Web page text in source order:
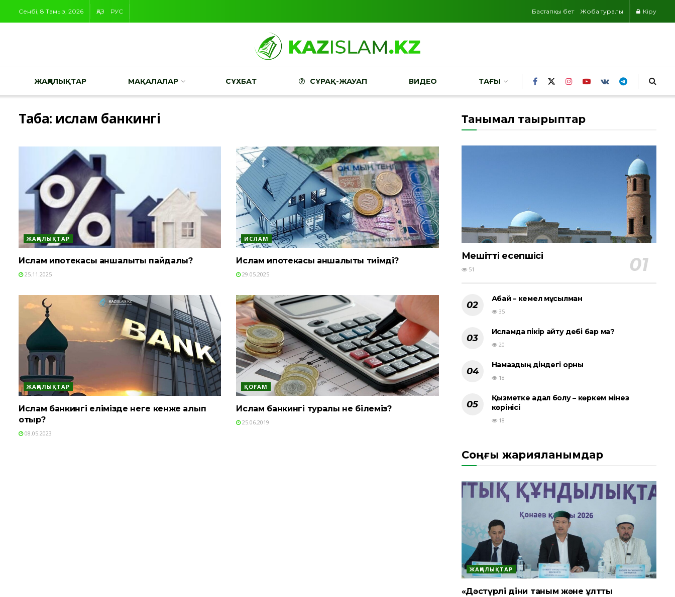
Сенбі, 8 Тамыз, 2026 ҚАЗ РУС Бастапқы бет Жоба туралы Кіру
ЖАҢАЛЫҚТАР МАҚАЛАЛАР СҰХБАТ СҰРАҚ-ЖАУАП ВИДЕО ТАҒЫ
Таңба: ислам банкингі
ЖАҢАЛЫҚТАР
Ислам ипотекасы қаншалықты пайдалы?
25.11.2025
ИСЛАМ
Ислам ипотекасы қаншалықты тиімді?
29.05.2025
ЖАҢАЛЫҚТАР
Ислам банкингі елімізде неге кенже қалып
отыр?
08.05.2023
ҚОҒАМ
Ислам банкингі туралы не білеміз?
25.06.2019
Танымал тақырыптар
Мешіттің есепшісі
51
Абай – кемел мұсылман
35
Исламда пікір айту әдебі бар ма?
20
Намаздың діндегі орны
18
Қызметке адал болу – көркем мінез
көрінісі
18
Соңғы жарияланымдар
ЖАҢАЛЫҚТАР
«Дәстүрлі діни таным және ұлттық